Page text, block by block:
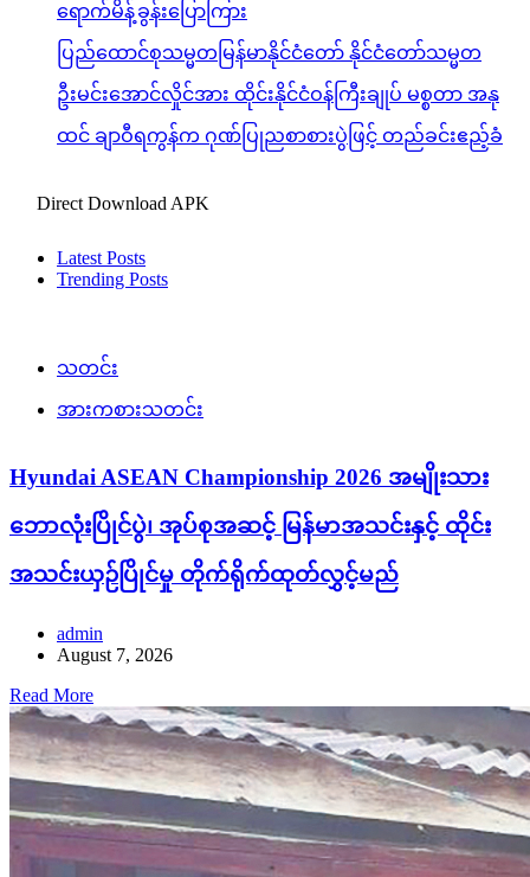
ရောက်မိန့်ခွန်းပြောကြား
ပြည်ထောင်စုသမ္မတမြန်မာနိုင်ငံတော် နိုင်ငံတော်သမ္မတ
ဦးမင်းအောင်လှိုင်အား ထိုင်းနိုင်ငံဝန်ကြီးချုပ် မစ္စတာ အနု
ထင် ချာဝီရကွန်က ဂုဏ်ပြုညစာစားပွဲဖြင့် တည်ခင်းဧည့်ခံ
Direct Download APK
Latest Posts
Trending Posts
သတင်း
အားကစားသတင်း
Hyundai ASEAN Championship 2026 အမျိုးသား
ဘောလုံးပြိုင်ပွဲ၊ အုပ်စုအဆင့် မြန်မာအသင်းနှင့် ထိုင်း
အသင်းယှဉ်ပြိုင်မှု တိုက်ရိုက်ထုတ်လွှင့်မည်
admin
August 7, 2026
Read More